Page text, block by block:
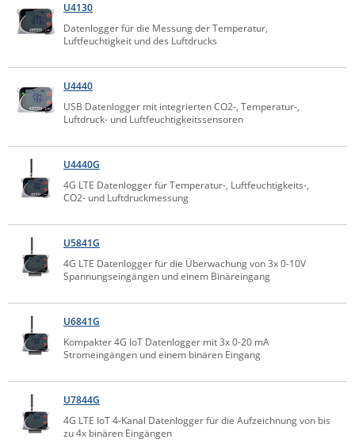
Poynting
Riello UPS
Server Technology
Siretta
SIRIO Antenne
Sunbird
Tactical Software
Teltonika
Unwired Networks
WATTECO
Westermo
ZPE Systems
U4130
Datenlogger für die Messung der Temperatur,
Luftfeuchtigkeit und des Luftdrucks
U4440
USB Datenlogger mit integrierten CO2-, Temperatur-,
Luftdruck- und Luftfeuchtigkeitssensoren
U4440G
4G LTE Datenlogger für Temperatur-, Luftfeuchtigkeits-,
CO2- und Luftdruckmessung
U5841G
4G LTE Datenlogger für die Überwachung von 3x 0-10V
Spannungseingängen und einem Binäreingang
U6841G
Kompakter 4G IoT Datenlogger mit 3x 0-20 mA
Stromeingängen und einem binären Eingang
U7844G
4G LTE IoT 4-Kanal Datenlogger für die Aufzeichnung von bis
zu 4x binären Eingängen